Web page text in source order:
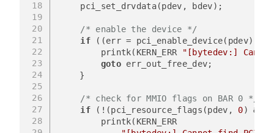
18
19
20
21
22
23
24
25
26
27
28
    pci_set_drvdata(pdev, bdev);
/* enable the device */
if ((err = pci_enable_device(pdev))) {
        printk(KERN_ERR
"[bytedev:]
goto err_out_free_dev;
	}
/* check for MMIO flags on BAR 0 */
if (!(pci_resource_flags(pdev, 0) &
        printk(KERN_ERR